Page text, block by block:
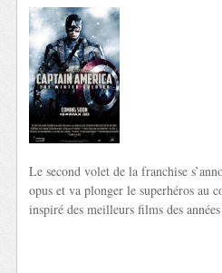
Le second volet de la franchise
opus et va plonger le superhéros
inspiré des meilleurs films des